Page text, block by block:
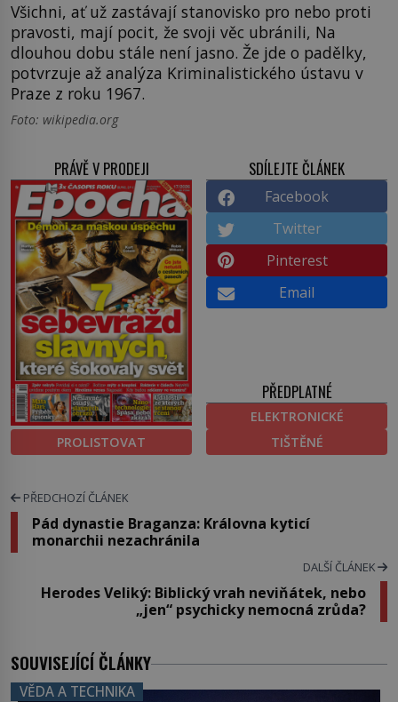
Všichni, ať už zastávají stanovisko pro nebo proti
pravosti, mají pocit, že svoji věc ubránili, Na
dlouhou dobu stále není jasno. Že jde o padělky,
potvrzuje až analýza Kriminalistického ústavu v
Praze z roku 1967.
Foto: wikipedia.org
PRÁVĚ V PRODEJI
PROLISTOVAT
SDÍLEJTE ČLÁNEK
Facebook
Twitter
Pinterest
Email
PŘEDPLATNÉ
ELEKTRONICKÉ
TIŠTĚNÉ
PŘEDCHOZÍ ČLÁNEK
Pád dynastie Braganza: Královna kyticí
monarchii nezachránila
DALŠÍ ČLÁNEK
Herodes Veliký: Biblický vrah neviňátek, nebo
„jen“ psychicky nemocná zrůda?
SOUVISEJÍCÍ ČLÁNKY
VĚDA A TECHNIKA